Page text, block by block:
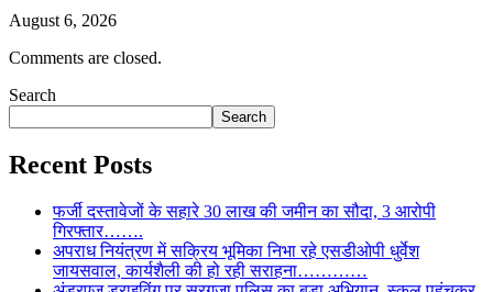
August 6, 2026
Comments are closed.
Search
Search
Recent Posts
फर्जी दस्तावेजों के सहारे 30 लाख की जमीन का सौदा, 3 आरोपी
गिरफ्तार…….
अपराध नियंत्रण में सक्रिय भूमिका निभा रहे एसडीओपी धुर्वेश
जायसवाल, कार्यशैली की हो रही सराहना…………